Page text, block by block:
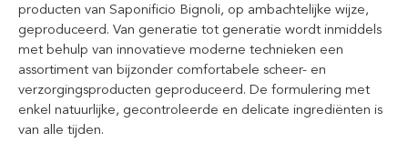
producten van Saponificio Bignoli, op ambachtelijke wijze,
geproduceerd. Van generatie tot generatie wordt inmiddels
met behulp van innovatieve moderne technieken een
assortiment van bijzonder comfortabele scheer- en
verzorgingsproducten geproduceerd. De formulering met
enkel natuurlijke, gecontroleerde en delicate ingrediënten is
van alle tijden.